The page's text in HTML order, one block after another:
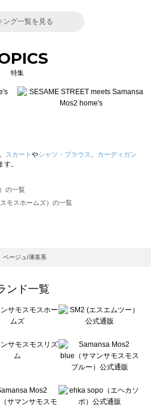
ング一覧を見る
特集
スカート やシャツ・ブラウス
カーディガン
。
の一覧
モスホームズ）の一覧
バイサマンサモスモス）の一覧
ブルー）の一覧
）の一覧
の一覧
ベージュ/薄茶系
ンド一覧